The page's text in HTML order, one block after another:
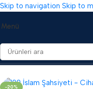
Skip to navigation Skip to
Menü
Ana Sayfa/Diğer Yayınlar/
-20%